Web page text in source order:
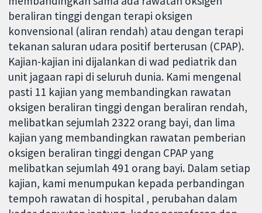
beraliran tinggi dengan terapi oksigen
konvensional (aliran rendah) atau dengan terapi
tekanan saluran udara positif berterusan (CPAP).
Kajian-kajian ini dijalankan di wad pediatrik dan
unit jagaan rapi di seluruh dunia. Kami mengenal
pasti 11 kajian yang membandingkan rawatan
oksigen beraliran tinggi dengan beraliran rendah,
melibatkan sejumlah 2322 orang bayi, dan lima
kajian yang membandingkan rawatan pemberian
oksigen beraliran tinggi dengan CPAP yang
melibatkan sejumlah 491 orang bayi. Dalam setiap
kajian, kami menumpukan kepada perbandingan
tempoh rawatan di hospital , perubahan dalam